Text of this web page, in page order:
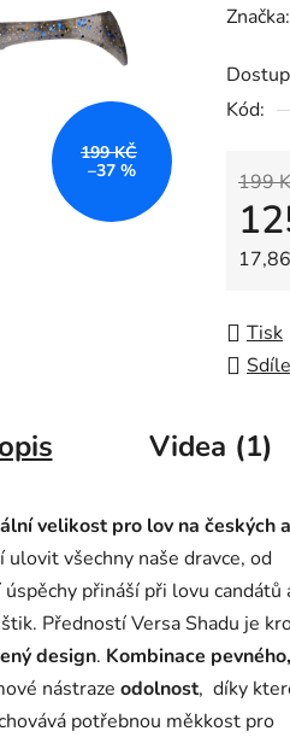
je
0,0
Značka:
Kód:
199
Tisk
199 KČ
–37 %
Videa (1)
velikost pro lov na českých a
ulovit všechny naše dravce, od
přináší při lovu candátů
Předností Versa Shadu je
design. Kombinace
nástraze odolnost, díky
potřebnou měkkost pro